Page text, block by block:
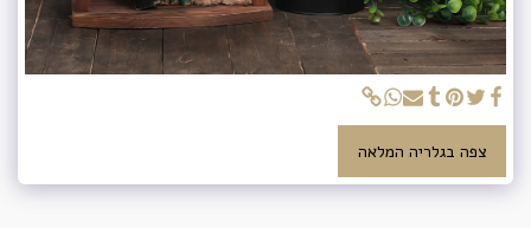
צפה בגלריה המלאה